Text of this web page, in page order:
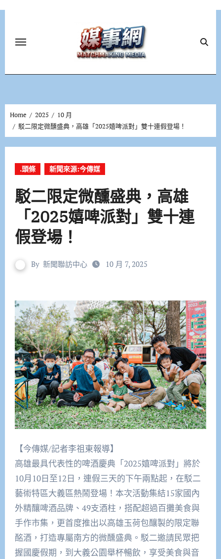
Home 2025
10 月
駁二限定微醺盛典，高雄「2025嬉啤派對」雙十連假登場！
.頭條 新聞來源:今傳媒
駁二限定微醺盛典，高雄
「2025嬉啤派對」雙十連
假登場！
By 新聞聯訪中心 10 月 7, 2025
【今傳媒/記者李祖東報導】
高雄最具代表性的啤酒慶典「2025嬉啤派對」將於
10月10日至12日，連假三天的下午兩點起，在駁二
藝術特區大義區熱鬧登場！本次活動集結15家國內
外精釀啤酒品牌、49支酒柱，搭配超過百攤美食與
手作市集，更首度推出以高雄玉荷包釀製的限定聯
酩酒，打造專屬南方的微醺盛典。駁二邀請民眾把
握國慶假期，到大義公園舉杯暢飲，享受美食與音